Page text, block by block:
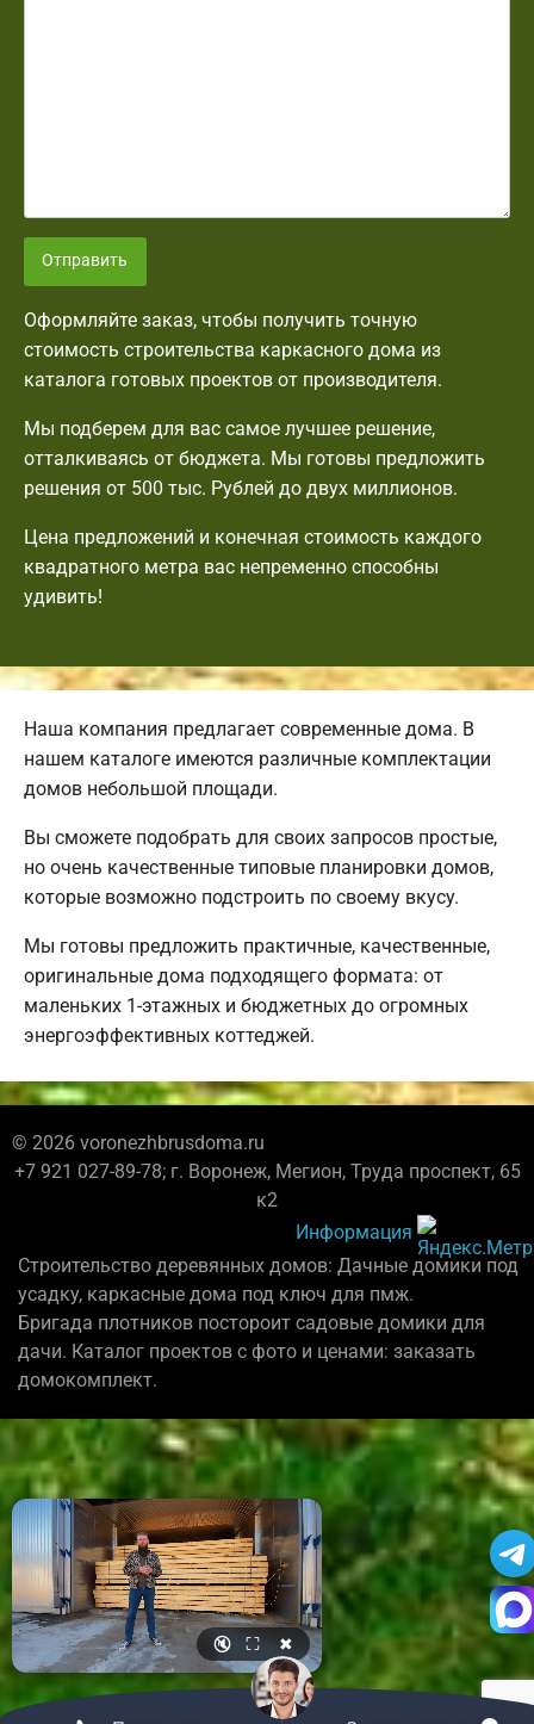
Отправить
Оформляйте заказ, чтобы получить точную
стоимость строительства каркасного дома из
каталога готовых проектов от производителя.
Мы подберем для вас самое лучшее решение,
отталкиваясь от бюджета. Мы готовы предложить
решения от 500 тыс. Рублей до двух миллионов.
Цена предложений и конечная стоимость каждого
квадратного метра вас непременно способны
удивить!
Наша компания предлагает современные дома. В
нашем каталоге имеются различные комплектации
домов небольшой площади.
Вы сможете подобрать для своих запросов простые,
но очень качественные типовые планировки домов,
которые возможно подстроить по своему вкусу.
Мы готовы предложить практичные, качественные,
оригинальные дома подходящего формата: от
маленьких 1-этажных и бюджетных до огромных
энергоэффективных коттеджей.
© 2026 voronezhbrusdoma.ru
+7 921 027-89-78; г. Воронеж, Мегион, Труда проспект, 65
к2
Информация
Строительство деревянных домов: Дачные домики под
усадку, каркасные дома под ключ для пмж.
Бригада плотников постороит садовые домики для
дачи. Каталог проектов с фото и ценами: заказать
домокомплект.
🔇 ⛶ ✖